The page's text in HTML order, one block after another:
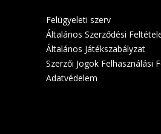
Felügyeleti szerv
Általános Szerződési
Általános Játékszabályzat
Szerzői Jogok Felhasználási
Adatvédelem